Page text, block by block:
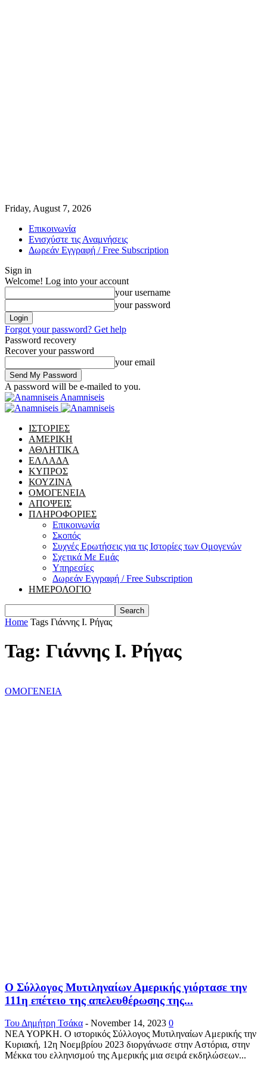
Friday, August 7, 2026
Επικοινωνία
Ενισχύστε τις Αναμνήσεις
Δωρεάν Εγγραφή / Free Subscription
Sign in
Welcome! Log into your account
your username
your password
Forgot your password? Get help
Password recovery
Recover your password
your email
A password will be e-mailed to you.
Anamniseis
ΙΣΤΟΡΙΕΣ
ΑΜΕΡΙΚΗ
ΑΘΛΗΤΙΚΑ
ΕΛΛΑΔΑ
ΚΥΠΡΟΣ
ΚΟΥΖΙΝΑ
ΟΜΟΓΕΝΕΙΑ
ΑΠΟΨΕΙΣ
ΠΛΗΡΟΦΟΡΙΕΣ
Επικοινωνία
Σκοπός
Συχνές Ερωτήσεις για τις Ιστορίες των Ομογενών
Σχετικά Με Εμάς
Υπηρεσίες
Δωρεάν Εγγραφή / Free Subscription
ΗΜΕΡΟΛΟΓΙΟ
Home Tags Γιάννης Ι. Ρήγας
Tag: Γιάννης Ι. Ρήγας
ΟΜΟΓΕΝΕΙΑ
Ο Σύλλογος Μυτιληναίων Αμερικής γιόρτασε την
111η επέτειο της απελευθέρωσης της...
Του Δημήτρη Τσάκα - November 14, 2023 0
ΝΕΑ ΥΟΡΚΗ. Ο ιστορικός Σύλλογος Μυτιληναίων Αμερικής την
Κυριακή, 12η Νοεμβρίου 2023 διοργάνωσε στην Αστόρια, στην
Μέκκα του ελληνισμού της Αμερικής μια σειρά εκδηλώσεων...